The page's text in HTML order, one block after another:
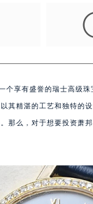
个享有盛誉的瑞士高级
其精湛的工艺和独特的
那么，对于想要投资萧